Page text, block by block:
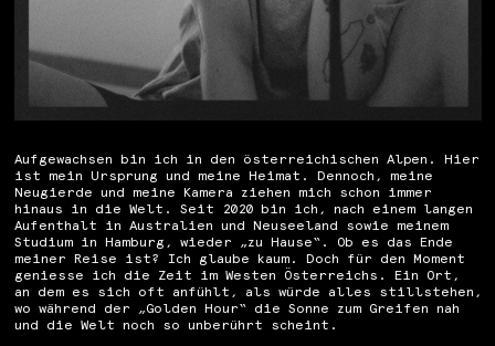
Aufgewachsen bin ich in den österreichischen Alpen. Hier
ist mein Ursprung und meine Heimat. Dennoch, meine
Neugierde und meine Kamera ziehen mich schon immer
hinaus in die Welt. Seit 2020 bin ich, nach einem langen
Aufenthalt in Australien und Neuseeland sowie meinem
Studium in Hamburg, wieder „zu Hause“. Ob es das Ende
meiner Reise ist? Ich glaube kaum. Doch für den Moment
geniesse ich die Zeit im Westen Österreichs. Ein Ort,
an dem es sich oft anfühlt, als würde alles stillstehen,
wo während der „Golden Hour“ die Sonne zum Greifen nah
und die Welt noch so unberührt scheint.